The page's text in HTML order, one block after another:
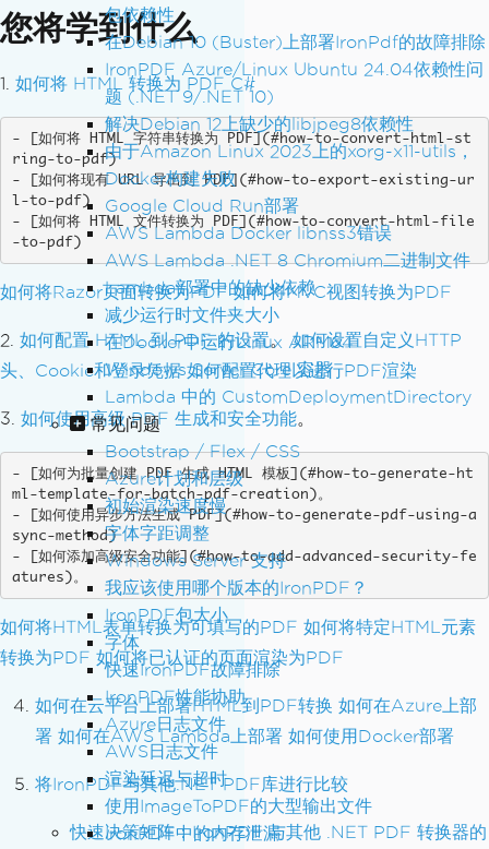
包依赖性
在Debian 10 (Buster)上部署IronPdf的故障排除
IronPDF Azure/Linux Ubuntu 24.04依赖性问
题 (.NET 9/.NET 10)
解决Debian 12上缺少的libjpeg8依赖性
由于Amazon Linux 2023上的xorg-x11-utils，
Docker构建失败
Google Cloud Run部署
AWS Lambda Docker libnss3错误
AWS Lambda .NET 8 Chromium二进制文件
Lambda部署中的缺少依赖
减少运行时文件夹大小
在Docker中运行Linux ARM64
Windows Server Core 容器
Lambda 中的 CustomDeploymentDirectory
常见问题
Bootstrap / Flex / CSS
Azure计划和层级
初始渲染速度慢
字体字距调整
Windows Server 支持
我应该使用哪个版本的IronPDF？
IronPDF包大小
字体
快速IronPDF故障排除
IronPDF性能协助
Azure日志文件
AWS日志文件
渲染延迟与超时
使用ImageToPDF的大型输出文件
IronPDF中的内存泄漏
您将学到什么
1. 如何将 HTML 转换为 PDF C#
- [如何将 HTML 字符串转换为 PDF](#how-to-convert-html-st
ring-to-pdf)
- [如何将现有 URL 导出到 PDF](#how-to-export-existing-ur
l-to-pdf)
- [如何将 HTML 文件转换为 PDF](#how-to-convert-html-file
-to-pdf)
如何将Razor页面转换为PDF 如何将MVC视图转换为PDF
2. 如何配置 HTML 到 PDF 的设置。如何设置自定义HTTP
头、Cookie和登录凭据 如何配置代理以进行PDF渲染
3. 如何使用高级 PDF 生成和安全功能。
- [如何为批量创建 PDF 生成 HTML 模板](#how-to-generate-ht
ml-template-for-batch-pdf-creation)。
- [如何使用异步方法生成 PDF](#how-to-generate-pdf-using-a
sync-method)
- [如何添加高级安全功能](#how-to-add-advanced-security-fe
atures)。
如何将HTML表单转换为可填写的PDF 如何将特定HTML元素
转换为PDF 如何将已认证的页面渲染为PDF
如何在云平台上部署HTML到PDF转换 如何在Azure上部
署 如何在AWS Lambda上部署 如何使用Docker部署
将IronPDF与其他.NET PDF库进行比较
快速决策矩阵：IronPDF 与其他 .NET PDF 转换器的